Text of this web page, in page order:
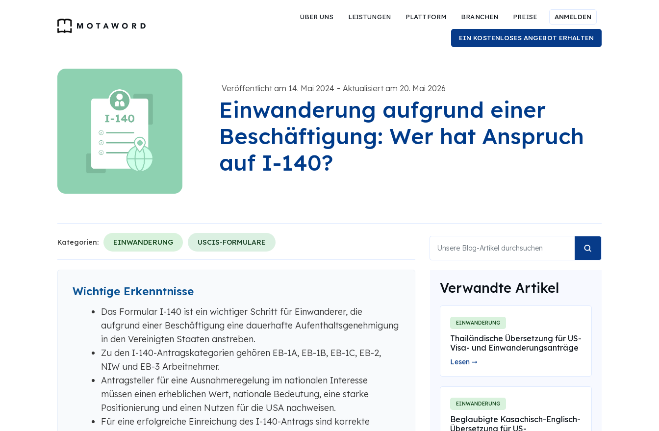
ÜBER UNS LEISTUNGEN PLATTFORM BRANCHEN PREISE ANMELDEN
EIN KOSTENLOSES ANGEBOT ERHALTEN
Veröffentlicht am 14. Mai 2024 - Aktualisiert am 20. Mai 2026
Einwanderung aufgrund einer
Beschäftigung: Wer hat Anspruch
auf I-140?
Kategorien: EINWANDERUNG USCIS-FORMULARE
Wichtige Erkenntnisse
Das Formular I-140 ist ein wichtiger Schritt für Einwanderer, die
aufgrund einer Beschäftigung eine dauerhafte Aufenthaltsgenehmigung
in den Vereinigten Staaten anstreben.
Zu den I-140-Antragskategorien gehören EB-1A, EB-1B, EB-1C, EB-2,
NIW und EB-3 Arbeitnehmer.
Antragsteller für eine Ausnahmeregelung im nationalen Interesse
müssen einen erheblichen Wert, nationale Bedeutung, eine starke
Positionierung und einen Nutzen für die USA nachweisen.
Für eine erfolgreiche Einreichung des I-140-Antrags sind korrekte
Verwandte Artikel
EINWANDERUNG
Thailändische Übersetzung für US-
Visa- und Einwanderungsanträge
Lesen ➞
EINWANDERUNG
Beglaubigte Kasachisch-Englisch-
Übersetzung für US-